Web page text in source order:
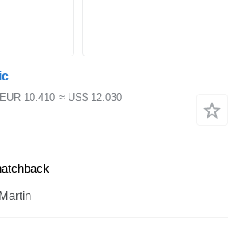
10.410 ≈ US$ 12.030